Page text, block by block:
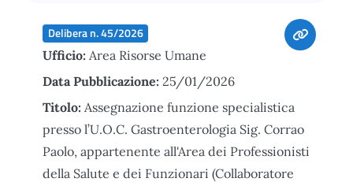
Delibera n. 45/2026
Ufficio: Area Risorse Umane
Data Pubblicazione: 25/01/2026
Titolo: Assegnazione funzione specialistica
presso l’U.O.C. Gastroenterologia Sig. Corrao
Paolo, appartenente all'Area dei Professionisti
della Salute e dei Funzionari (Collaboratore